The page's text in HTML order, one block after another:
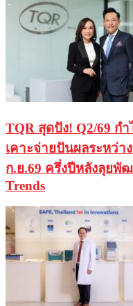
TQR สุดปัง! Q2/69 ก
เคาะจ่ายปันผลระหว่า
ก.ย.69 ครึ่งปีหลังลุยพั
Trends